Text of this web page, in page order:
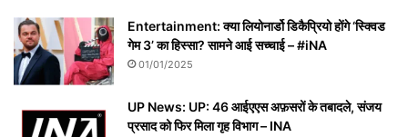
Entertainment: क्या लियोनार्डो डिकैप्रियो होंगे ‘स्क्विड
गेम 3’ का हिस्सा? सामने आई सच्चाई – #iNA
01/01/2025
UP News: UP: 46 आईएएस अफ़सरों के तबादले, संजय
प्रसाद को फिर मिला गृह विभाग – INA